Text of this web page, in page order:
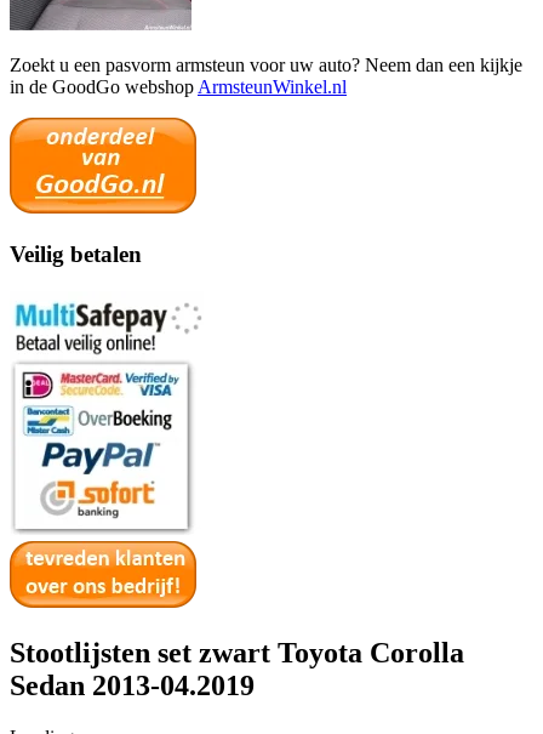
Zoekt u een pasvorm armsteun voor uw auto? Neem dan een kijkje
in de GoodGo webshop ArmsteunWinkel.nl
Veilig betalen
Stootlijsten set zwart Toyota Corolla
Sedan 2013-04.2019